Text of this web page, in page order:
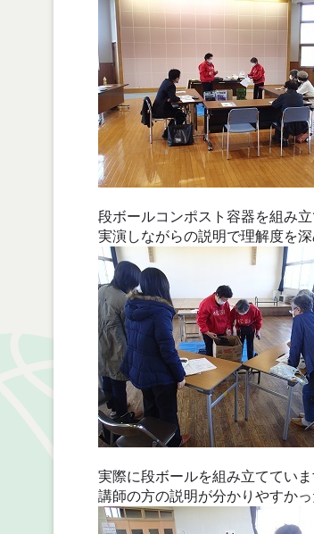
段ボールコンポスト容器を組み立
実演しながらの説明で理解度を深
実際に段ボールを組み立てていま
講師の方の説明が分かりやすか